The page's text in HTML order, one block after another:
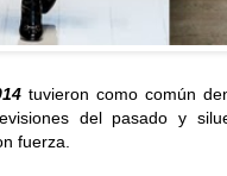
tuvieron como común
del pasado y
fuerza.